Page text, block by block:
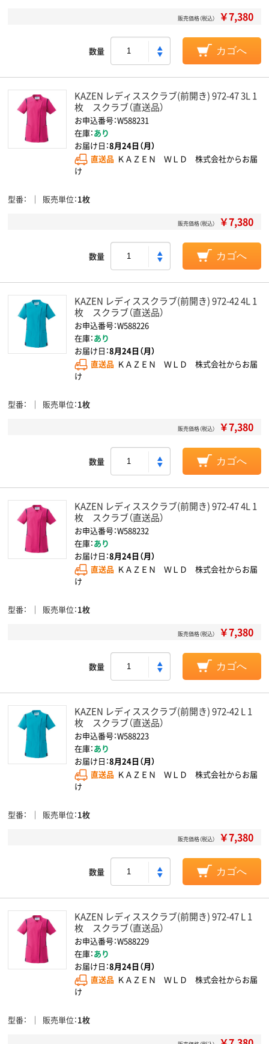
販売価格（税込） ￥7,380
数量 カゴへ
KAZEN レディススクラブ(前開き) 972-47 3L 1
枚 スクラブ（直送品）
お申込番号：W588231
在庫：あり
お届け日：8月24日（月）
直送品 ＫＡＺＥＮ ＷＬＤ 株式会社からお届
け
型番 販売単位 1枚
販売価格（税込） ￥7,380
数量 カゴへ
KAZEN レディススクラブ(前開き) 972-42 4L 1
枚 スクラブ（直送品）
お申込番号：W588226
在庫：あり
お届け日：8月24日（月）
直送品 ＫＡＺＥＮ ＷＬＤ 株式会社からお届
け
型番 販売単位 1枚
販売価格（税込） ￥7,380
数量 カゴへ
KAZEN レディススクラブ(前開き) 972-47 4L 1
枚 スクラブ（直送品）
お申込番号：W588232
在庫：あり
お届け日：8月24日（月）
直送品 ＫＡＺＥＮ ＷＬＤ 株式会社からお届
け
型番 販売単位 1枚
販売価格（税込） ￥7,380
数量 カゴへ
KAZEN レディススクラブ(前開き) 972-42 L 1
枚 スクラブ（直送品）
お申込番号：W588223
在庫：あり
お届け日：8月24日（月）
直送品 ＫＡＺＥＮ ＷＬＤ 株式会社からお届
け
型番 販売単位 1枚
販売価格（税込） ￥7,380
数量 カゴへ
KAZEN レディススクラブ(前開き) 972-47 L 1
枚 スクラブ（直送品）
お申込番号：W588229
在庫：あり
お届け日：8月24日（月）
直送品 ＫＡＺＥＮ ＷＬＤ 株式会社からお届
け
型番 販売単位 1枚